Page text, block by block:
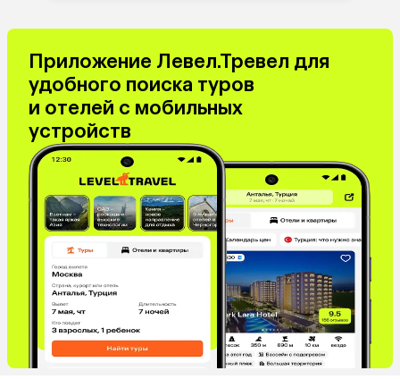
Приложение Левел.Тревел для
удобного поиска туров
и отелей с мобильных
устройств